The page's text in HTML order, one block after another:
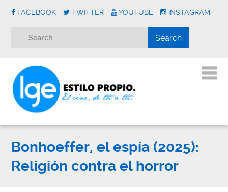
FACEBOOK TWITTER YOUTUBE INSTAGRAM
Bonhoeffer, el espía (2025):
Religión contra el horror